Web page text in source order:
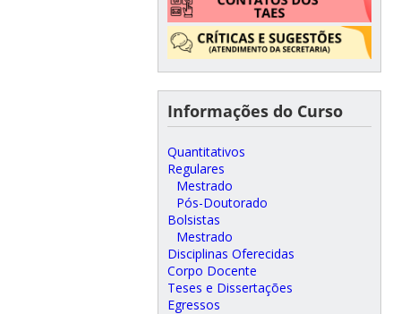
Informações do Curso
Quantitativos
Regulares
Mestrado
Pós-Doutorado
Bolsistas
Mestrado
Disciplinas Oferecidas
Corpo Docente
Teses e Dissertações
Egressos